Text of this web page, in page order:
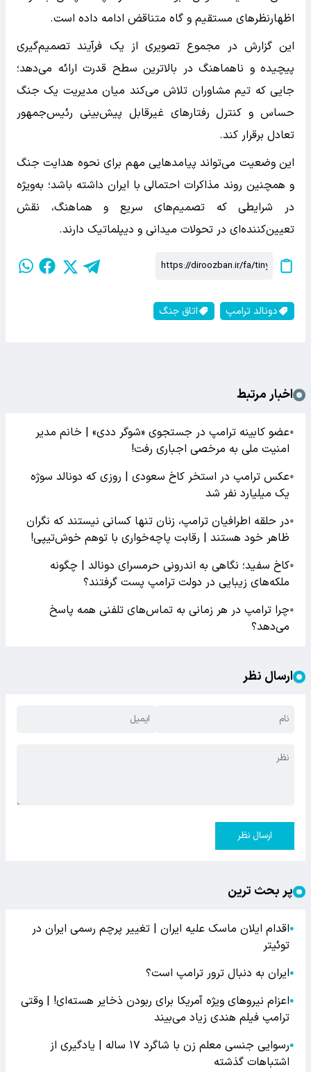
اظهارنظرهای مستقیم و گاه متناقض ادامه داده است.
این گزارش در مجموع تصویری از یک فرآیند تصمیم‌گیری
پیچیده و ناهماهنگ در بالاترین سطح قدرت ارائه می‌دهد؛
جایی که تیم مشاوران تلاش می‌کند میان مدیریت یک جنگ
حساس و کنترل رفتارهای غیرقابل پیش‌بینی رئیس‌جمهور
تعادل برقرار کند.
این وضعیت می‌تواند پیامدهایی مهم برای نحوه هدایت جنگ
و همچنین روند مذاکرات احتمالی با ایران داشته باشد؛ به‌ویژه
در شرایطی که تصمیم‌های سریع و هماهنگ، نقش
تعیین‌کننده‌ای در تحولات میدانی و دیپلماتیک دارند.
دونالد ترامپ اتاق جنگ
اخبار مرتبط
●عضو کابینه ترامپ در جستجوی «شوگر ددی» | خانم مدیر
امنیت ملی به مرخصی اجباری رفت!
●عکس ترامپ در استخر کاخ سعودی | روزی که دونالد سوژه
یک میلیارد نفر شد
●در حلقه اطرافیان ترامپ، زنان تنها کسانی نیستند که نگران
ظاهر خود هستند | رقابت پاچه‌خواری با توهم خوش‌تیپی!
●کاخ سفید؛ نگاهی به اندرونی حرمسرای دونالد | چگونه
ملکه‌های زیبایی در دولت ترامپ پست گرفتند؟
●چرا ترامپ در هر زمانی به تماس‌های تلفنی همه پاسخ
می‌دهد؟
ارسال نظر
ارسال نظر
پر بحث ترین
●اقدام ایلان ماسک علیه ایران | تغییر پرچم رسمی ایران در
توئیتر
●ایران به دنبال ترور ترامپ است؟
●اعزام نیروهای ویژه آمریکا برای ربودن ذخایر هسته‌ای! | وقتی
ترامپ فیلم هندی زیاد می‌بیند
●
رسوایی جنسی معلم زن با شاگرد ۱۷ ساله | یادگیری از
اشتباهات گذشته